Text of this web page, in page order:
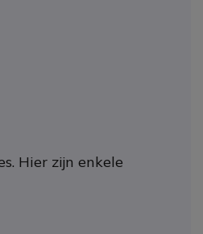
Hier zijn enkele